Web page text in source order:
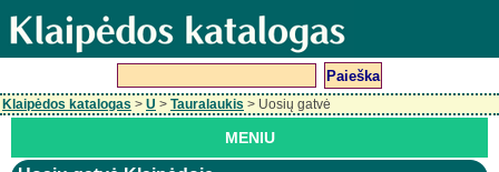
Klaipėdos katalogas > U > Tauralaukis > Uosių gatvė
MENIU